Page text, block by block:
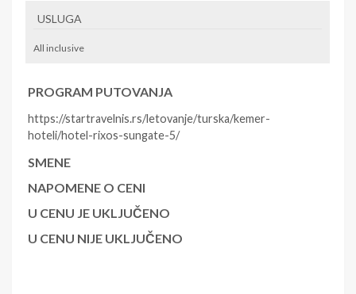
USLUGA
All inclusive
PROGRAM PUTOVANJA
https://startravelnis.rs/letovanje/turska/kemer-
hoteli/hotel-rixos-sungate-5/
SMENE
NAPOMENE O CENI
U CENU JE UKLJUČENO
U CENU NIJE UKLJUČENO